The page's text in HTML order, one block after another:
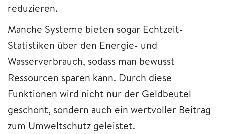
reduzieren.
Manche Systeme bieten sogar Echtzeit-
Statistiken über den Energie- und
Wasserverbrauch, sodass man bewusst
Ressourcen sparen kann. Durch diese
Funktionen wird nicht nur der Geldbeutel
geschont, sondern auch ein wertvoller Beitrag
zum Umweltschutz geleistet.